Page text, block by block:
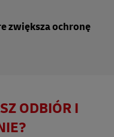
zwiększa ochronę
ODBIÓR I